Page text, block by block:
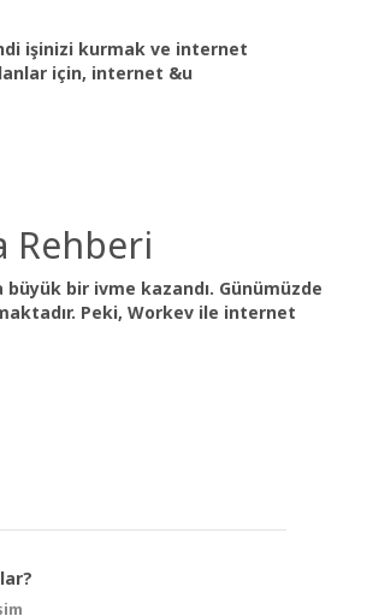
işinizi kurmak ve internet
için, internet &u
Rehberi
bir ivme kazandı. Günümüzde
Peki, Workev ile internet